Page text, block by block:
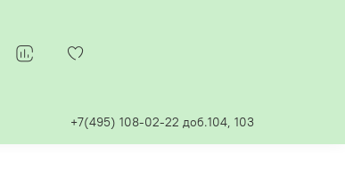
+7(495) 108-02-22 доб.104, 103